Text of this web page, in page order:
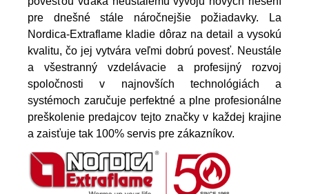
pre dnešné stále náročnejšie požiadavky. La
Nordica-Extraflame kladie dôraz na detail a vysokú
kvalitu, čo jej vytvára veľmi dobrú povesť. Neustále
a všestranný vzdelávacie a profesijný rozvoj
spoločnosti v najnovších technológiách a
systémoch zaručuje perfektné a plne profesionálne
preškolenie predajcov tejto značky v každej krajine
a zaisťuje tak 100% servis pre zákazníkov.